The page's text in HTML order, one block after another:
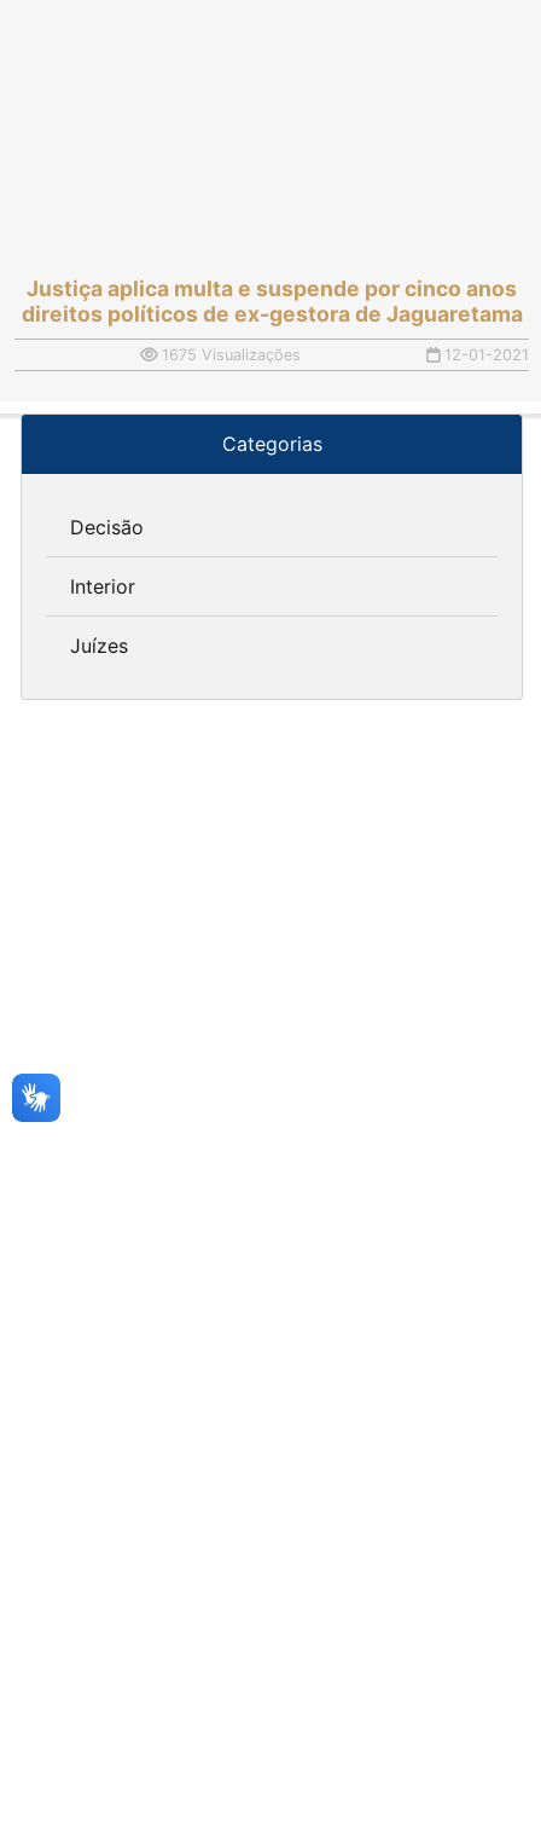
Justiça aplica multa e suspende por cinco anos
direitos políticos de ex-gestora de Jaguaretama
1675 Visualizações 12-01-2021
Categorias
Decisão
Interior
Juízes